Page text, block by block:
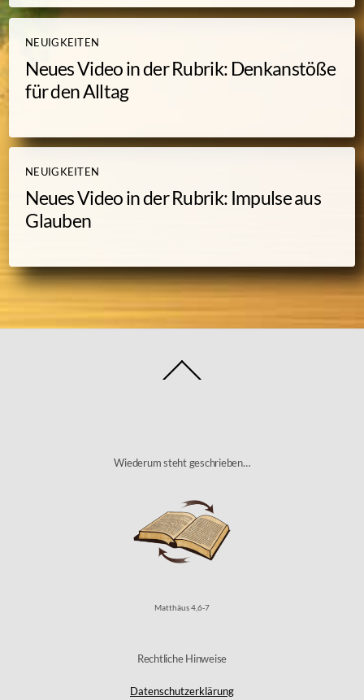
NEUIGKEITEN
Neues Video in der Rubrik: Denkanstöße
für den Alltag
NEUIGKEITEN
Neues Video in der Rubrik: Impulse aus
Glauben
To
Wiederum steht geschrieben…
Matthäus 4,6-7
Rechtliche Hinweise
Datenschutzerklärung